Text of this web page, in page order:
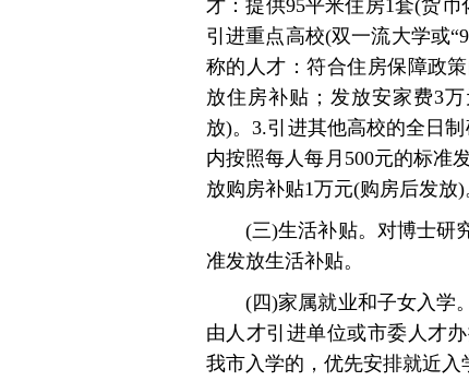
才：提供95平米住房1套(货
引进重点高校(双一流大学或
称的人才：符合住房保障政
放住房补贴；发放安家费3
放)。3.引进其他高校的全日
内按照每人每月500元的标准
放购房补贴1万元(购房后发放)
(三)生活补贴。对博士研
准发放生活补贴。
(四)家属就业和子女入学
由人才引进单位或市委人才
我市入学的，优先安排就近入